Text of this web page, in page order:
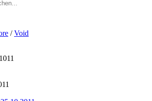
/Void